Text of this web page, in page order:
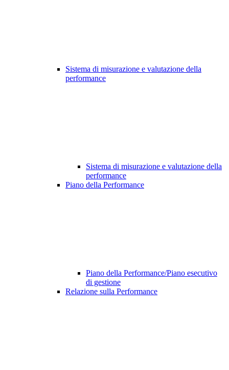
Sistema di misurazione e valutazione della
performance
Sistema di misurazione e valutazione della
performance
Piano della Performance
Piano della Performance/Piano esecutivo
di gestione
Relazione sulla Performance